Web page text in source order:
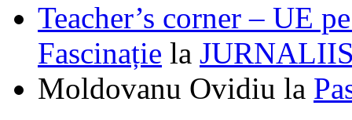
Teacher’s corner – UE
Fascinație la
Moldovanu Ovidiu la